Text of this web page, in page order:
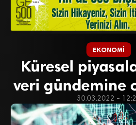
EKONOMI
Küresel
veri gündemine
30.03.2022 -